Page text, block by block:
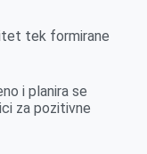
tek formirane
i planira se
za pozitivne